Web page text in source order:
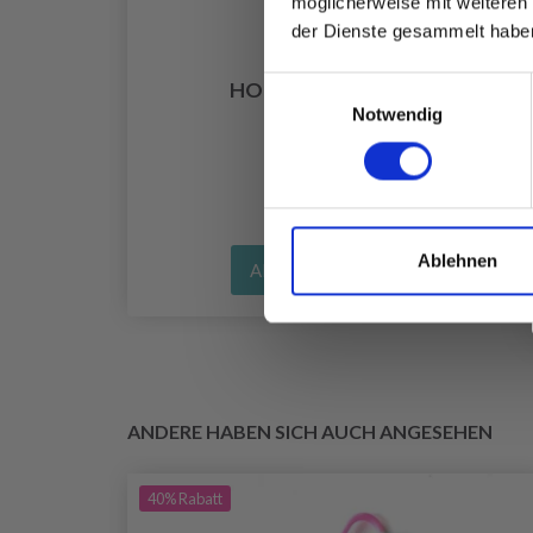
der Dienste gesammelt
Notwendig
Ablehnen
HOBBYARTS FABRICO
EUR 7.90
Alle Optionen ansehen
ANDERE HABEN SICH AUCH ANGESEHEN
40%Rabatt